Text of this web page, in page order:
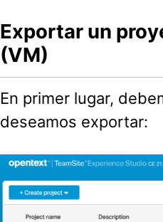
Exportar un
(VM)
En primer lugar,
deseamos exportar: